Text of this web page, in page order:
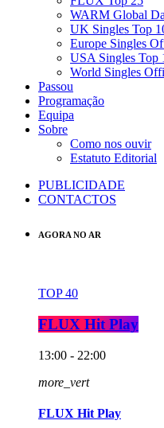
WARM Global
UK Singles Top
Europe Singles
USA Singles Top
World Singles
Passou
Programação
Equipa
Sobre
Como nos ouvir
Estatuto Editorial
PUBLICIDADE
CONTACTOS
AGORA NO AR
TOP 40
FLUX Hit Play
13:00 - 22:00
more_vert
FLUX Hit Play